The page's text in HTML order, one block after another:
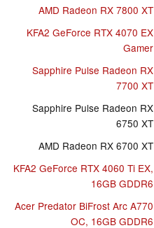
AMD Radeon RX 7800 XT
KFA2 GeForce RTX 4070 EX
Gamer
Sapphire Pulse Radeon RX
7700 XT
Sapphire Pulse Radeon RX
6750 XT
AMD Radeon RX 6700 XT
KFA2 GeForce RTX 4060 Ti EX,
16GB GDDR6
Acer Predator BiFrost Arc A770
OC, 16GB GDDR6